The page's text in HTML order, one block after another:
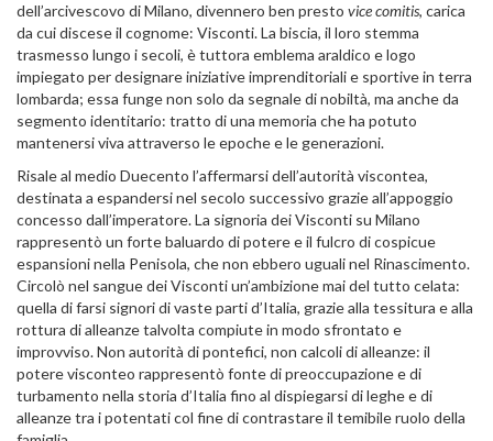
dell’arcivescovo di Milano, divennero ben presto vice comitis, carica
da cui discese il cognome: Visconti. La biscia, il loro stemma
trasmesso lungo i secoli, è tuttora emblema araldico e logo
impiegato per designare iniziative imprenditoriali e sportive in terra
lombarda; essa funge non solo da segnale di nobiltà, ma anche da
segmento identitario: tratto di una memoria che ha potuto
mantenersi viva attraverso le epoche e le generazioni.
Risale al medio Duecento l’affermarsi dell’autorità viscontea,
destinata a espandersi nel secolo successivo grazie all’appoggio
concesso dall’imperatore. La signoria dei Visconti su Milano
rappresentò un forte baluardo di potere e il fulcro di cospicue
espansioni nella Penisola, che non ebbero uguali nel Rinascimento.
Circolò nel sangue dei Visconti un’ambizione mai del tutto celata:
quella di farsi signori di vaste parti d’Italia, grazie alla tessitura e alla
rottura di alleanze talvolta compiute in modo sfrontato e
improvviso. Non autorità di pontefici, non calcoli di alleanze: il
potere visconteo rappresentò fonte di preoccupazione e di
turbamento nella storia d’Italia fino al dispiegarsi di leghe e di
alleanze tra i potentati col fine di contrastare il temibile ruolo della